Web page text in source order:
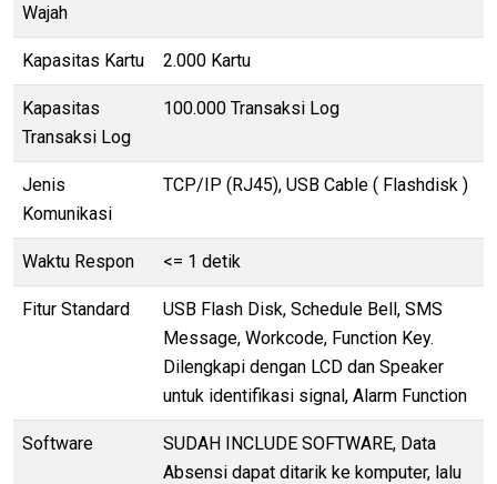
Wajah
Kapasitas Kartu 2.000 Kartu
Kapasitas
Transaksi Log
100.000 Transaksi Log
Jenis
Komunikasi
TCP/IP (RJ45), USB Cable ( Flashdisk )
Waktu Respon <= 1 detik
Fitur Standard
USB Flash Disk, Schedule Bell, SMS
Message, Workcode, Function Key.
Dilengkapi dengan LCD dan Speaker
untuk identifikasi signal, Alarm Function
Software
SUDAH INCLUDE SOFTWARE, Data
Absensi dapat ditarik ke komputer, lalu